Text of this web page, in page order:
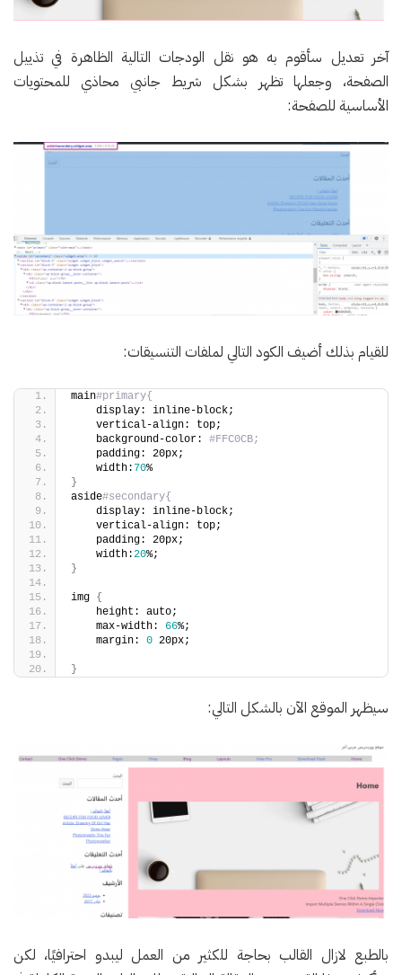
آخر تعديل سأقوم به هو نقل الودجات التالية الظاهرة في تذييل
الصفحة، وجعلها تظهر بشكل شريط جانبي محاذي للمحتويات
الأساسية للصفحة:
للقيام بذلك أضيف الكود التالي لملفات التنسيقات:
main#primary{
    display: inline-block;
    vertical-align: top;
    background-color:
#FFC0CB;
    padding: 20px;
    width:
70%
}
aside#secondary{
    display: inline-block;
    vertical-align: top;
    padding: 20px;
    width:
20%;
}
img {
    height: auto;
    max-width:
66%;
    margin:
0 20px;
}
سيظهر الموقع الآن بالشكل التالي:
بالطبع لازال القالب بحاجة للكثير من العمل ليبدو احترافيًا، لكن